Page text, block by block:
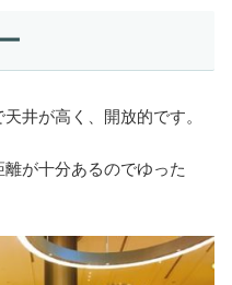
井が高く、開放的です。
が十分あるのでゆった